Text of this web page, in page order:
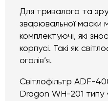
Для тривалого та
зварювальної маски
комплектуючі, які
корпусі. Такі як
оголів’я.
Світлофільтр ADF-
Dragon WH-201 типу